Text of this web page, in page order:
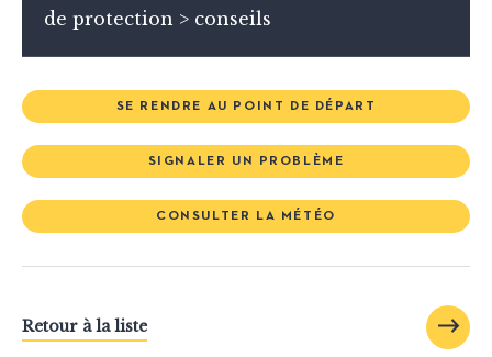
de protection > conseils
SE RENDRE AU POINT DE DÉPART
SIGNALER UN PROBLÈME
CONSULTER LA MÉTÉO
Retour à la liste